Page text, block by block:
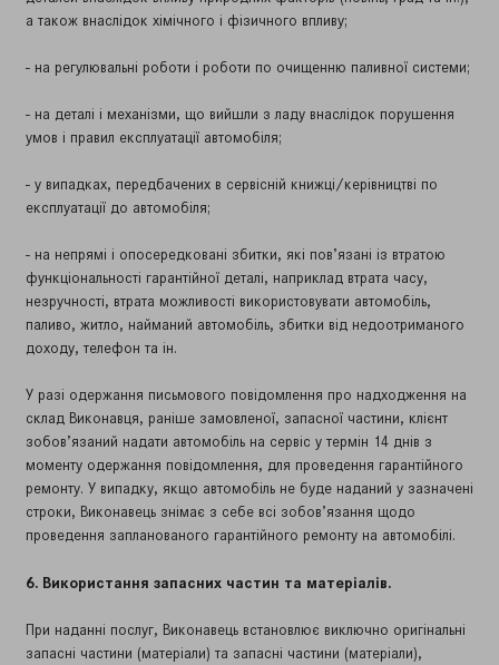
а також внаслідок хімічного і фізичного впливу;
- на регулювальні роботи і роботи по очищенню паливної системи;
- на деталі і механізми, що вийшли з ладу внаслідок порушення
умов і правил експлуатації автомобіля;
- у випадках, передбачених в сервісній книжці/керівництві по
експлуатації до автомобіля;
- на непрямі і опосередковані збитки, які пов’язані із втратою
функціональності гарантійної деталі, наприклад втрата часу,
незручності, втрата можливості використовувати автомобіль,
паливо, житло, найманий автомобіль, збитки від недоотриманого
доходу, телефон та ін.
У разі одержання письмового повідомлення про надходження на
склад Виконавця, раніше замовленої, запасної частини, клієнт
зобов’язаний надати автомобіль на сервіс у термін 14 днів з
моменту одержання повідомлення, для проведення гарантійного
ремонту. У випадку, якщо автомобіль не буде наданий у зазначені
строки, Виконавець знімає з себе всі зобов’язання щодо
проведення запланованого гарантійного ремонту на автомобілі.
6. Використання запасних частин та матеріалів.
При наданні послуг, Виконавець встановлює виключно оригінальні
запасні частини (матеріали) та запасні частини (матеріали),